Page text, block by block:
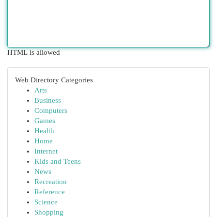
HTML is allowed
Web Directory Categories
Arts
Business
Computers
Games
Health
Home
Internet
Kids and Teens
News
Recreation
Reference
Science
Shopping